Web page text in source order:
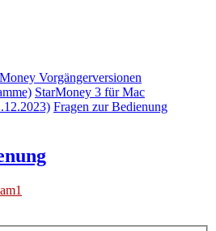
Vorgängerversionen
StarMoney 3 für Mac
Fragen zur Bedienung